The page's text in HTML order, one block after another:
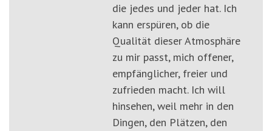
die jedes und jeder hat. Ich
kann erspüren, ob die
Qualität dieser Atmosphäre
zu mir passt, mich offener,
empfänglicher, freier und
zufrieden macht. Ich will
hinsehen, weil mehr in den
Dingen, den Plätzen, den